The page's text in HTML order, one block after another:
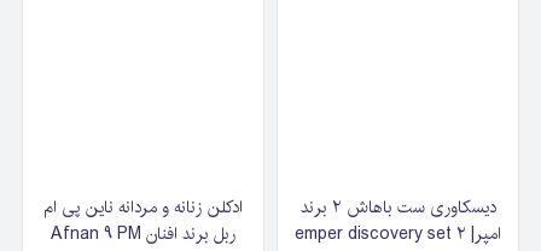
دیسکاوری ست باهاش ۲ برند
امپر| ۲ emper discovery set
ادکلن زنانه و مردانه ناین پی ام
ربل برند افنان Afnan 9 PM